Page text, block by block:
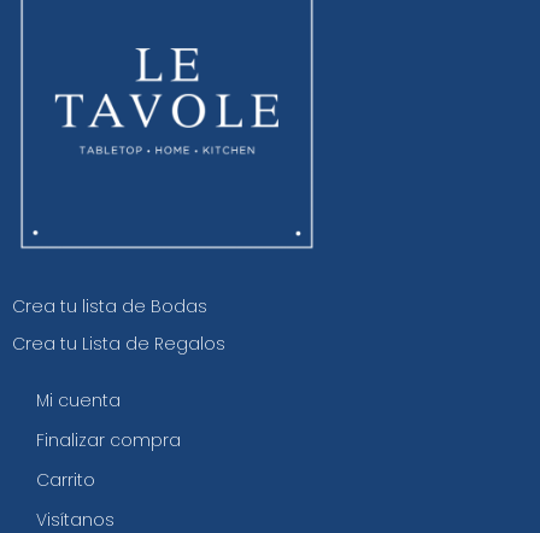
Crea tu lista de Bodas
Crea tu Lista de Regalos
Mi cuenta
Finalizar compra
Carrito
Visítanos